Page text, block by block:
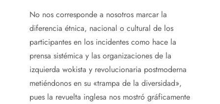
No nos corresponde a nosotros marcar la
diferencia étnica, nacional o cultural de los
participantes en los incidentes como hace la
prensa sistémica y las organizaciones de la
izquierda wokista y revolucionaria postmoderna
metiéndonos en su «trampa de la diversidad»,
pues la revuelta inglesa nos mostró gráficamente